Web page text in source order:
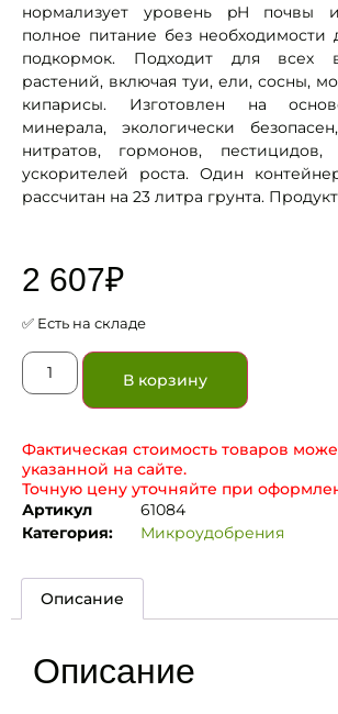
нормализует уровень pH почвы
полное питание без необходимости
подкормок. Подходит для всех
растений, включая туи, ели, сосны,
кипарисы. Изготовлен на
минерала, экологически
нитратов, гормонов,
ускорителей роста. Один
рассчитан на 23 литра грунта.
2 607₽
✅ Есть на складе
В корзину
Фактическая стоимость товаров
указанной на сайте.
Точную цену уточняйте при
Артикул
61084
Категория:
Микроудобрения
Описание
Описание